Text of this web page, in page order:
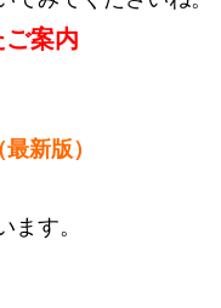
案内
新版）
す。